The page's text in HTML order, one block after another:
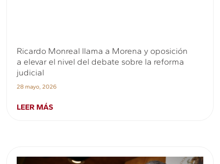
Ricardo Monreal llama a Morena y oposición
a elevar el nivel del debate sobre la reforma
judicial
28 mayo, 2026
LEER MÁS